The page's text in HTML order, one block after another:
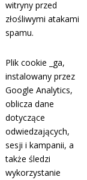
witryny przed
złośliwymi atakami
spamu.
Plik cookie _ga,
instalowany przez
Google Analytics,
oblicza dane
dotyczące
odwiedzających,
sesji i kampanii, a
także śledzi
wykorzystanie